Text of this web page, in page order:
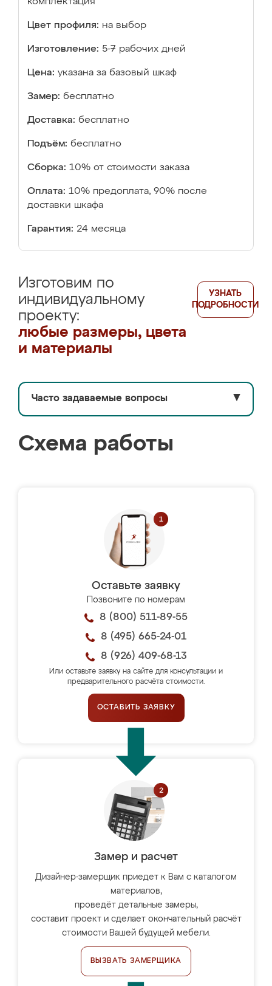
Цвет профиля: на выбор
Изготовление: 5-7 рабочих дней
Цена: указана за базовый шкаф
Замер: бесплатно
Доставка: бесплатно
Подъём: бесплатно
Сборка: 10% от стоимости заказа
Оплата: 10% предоплата, 90% после
доставки шкафа
Гарантия: 24 месяца
Изготовим по
индивидуальному
проекту:
любые размеры, цвета
и материалы
УЗНАТЬ
ПОДРОБНОСТИ
Часто задаваемые вопросы ▼
Схема работы
Оставьте заявку
Позвоните по номерам
8 (800) 511-89-55
8 (495) 665-24-01
8 (926) 409-68-13
Или оставьте заявку на сайте для консультации и
предварительного расчёта стоимости.
ОСТАВИТЬ ЗАЯВКУ
Замер и расчет
Дизайнер-замерщик приедет к Вам с каталогом
материалов,
проведёт детальные замеры,
составит проект и сделает окончательный расчёт
стоимости Вашей будущей мебели.
ВЫЗВАТЬ ЗАМЕРЩИКА